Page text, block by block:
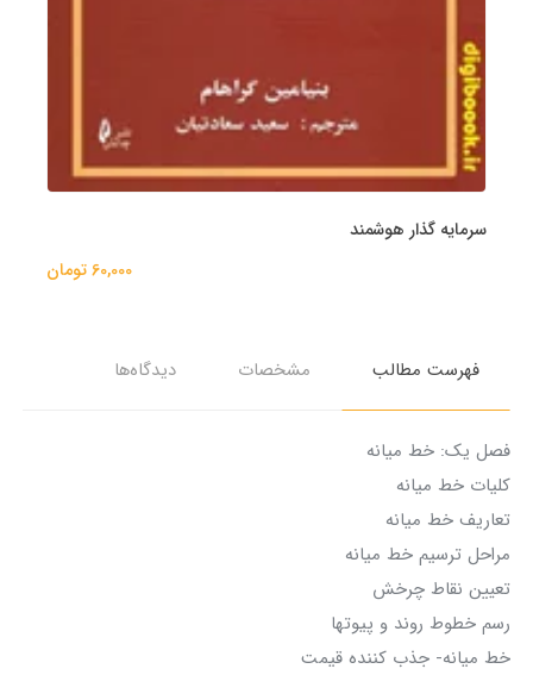
سرمایه گذار هوشمند
60,000 تومان
فهرست مطالب مشخصات دیدگاه‌ها
فصل یک: خط میانه
کلیات خط میانه
تعاریف خط میانه
مراحل ترسیم خط میانه
تعیین نقاط چرخش
رسم خطوط روند و پیوتها
خط میانه- جذب کننده قیمت